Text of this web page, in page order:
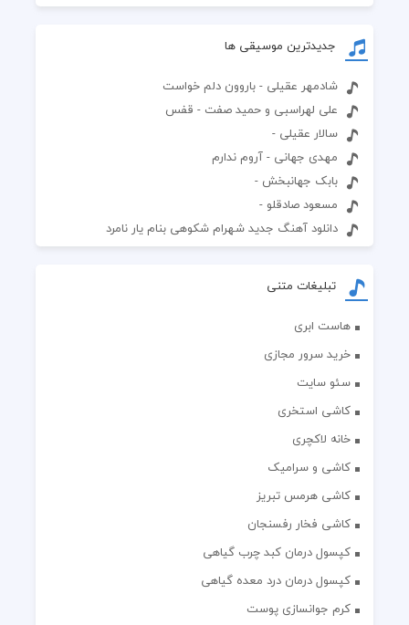
جدیدترین موسیقی ها
شادمهر عقیلی - باروون دلم خواست
علی لهراسبی و حمید صفت - قفس
سالار عقیلی -
مهدی جهانی - آروم ندارم
بابک جهانبخش -
مسعود صادقلو -
دانلود آهنگ جدید شهرام شکوهی بنام یار نامرد
تبلیغات متنی
هاست ابری
خرید سرور مجازی
سئو سایت
کاشی استخری
خانه لاکچری
کاشی و سرامیک
کاشی هرمس تبریز
کاشی فخار رفسنجان
کپسول درمان کبد چرب گیاهی
کپسول درمان درد معده گیاهی
کرم جوانسازی پوست